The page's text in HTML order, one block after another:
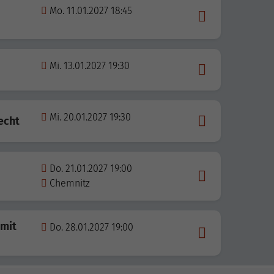
Mo. 11.01.2027 18:45
Mi. 13.01.2027 19:30
Mi. 20.01.2027 19:30
Do. 21.01.2027 19:00
Chemnitz
Do. 28.01.2027 19:00